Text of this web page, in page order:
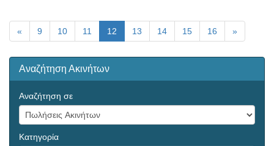
« 9 10 11 12 13 14 15 16 »
Αναζήτηση Ακινήτων
Αναζήτηση σε
Κατηγορία